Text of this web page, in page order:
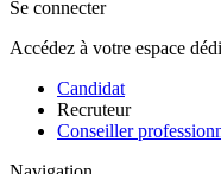
Se connecter
Accédez à votre espace
Candidat
Recruteur
Conseiller